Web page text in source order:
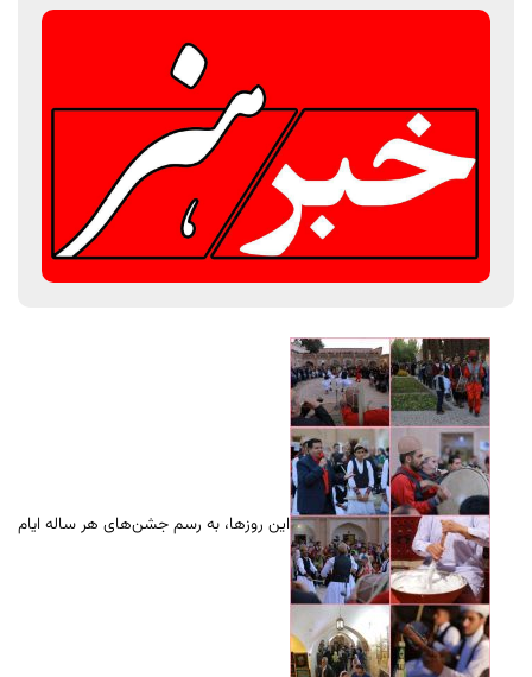
این روزها، به رسم جشن‌های هر ساله ایام